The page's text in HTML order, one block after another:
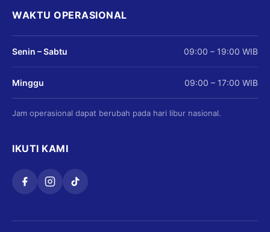
WAKTU OPERASIONAL
Senin – Sabtu 09:00 – 19:00 WIB
Minggu 09:00 – 17:00 WIB
Jam operasional dapat berubah pada hari libur nasional.
IKUTI KAMI